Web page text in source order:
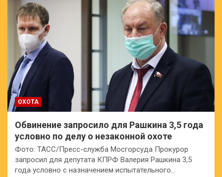
ОХОТА
Обвинение запросило для Рашкина 3,5 года
условно по делу о незаконной охоте
Фото: ТАСС/Пресс-служба Мосгорсуда Прокурор
запросил для депутата КПРФ Валерия Рашкина 3,5
года условно с назначением испытательного…